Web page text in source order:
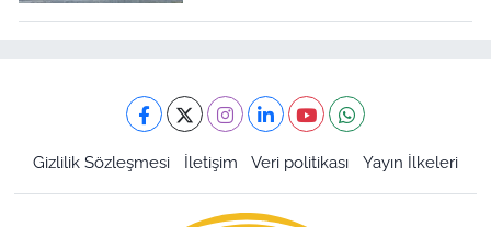
Gizlilik Sözleşmesi İletişim Veri politikası Yayın İlkeleri